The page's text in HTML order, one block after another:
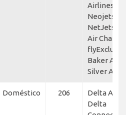
Airlines,
Neojets,
NetJets,
Air Charter,
Baker
Silver Air
Doméstico 206
Delta Air
Delta